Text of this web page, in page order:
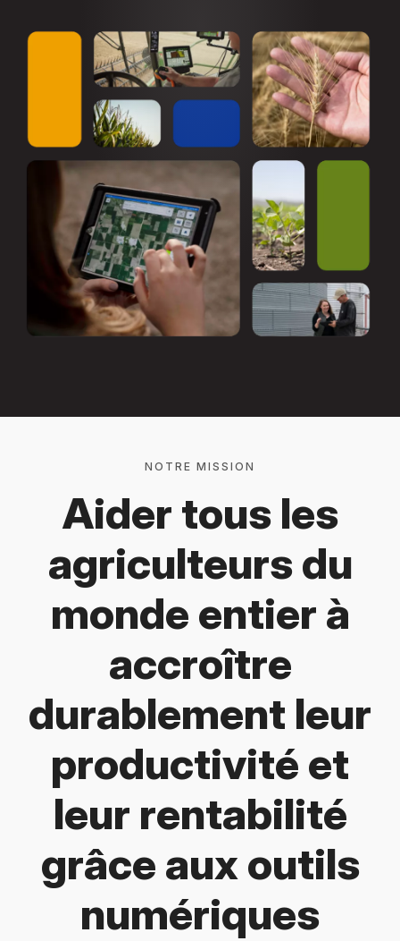
NOTRE MISSION
Aider tous les
agriculteurs du
monde entier à
accroître
durablement leur
productivité et
leur rentabilité
grâce aux outils
numériques